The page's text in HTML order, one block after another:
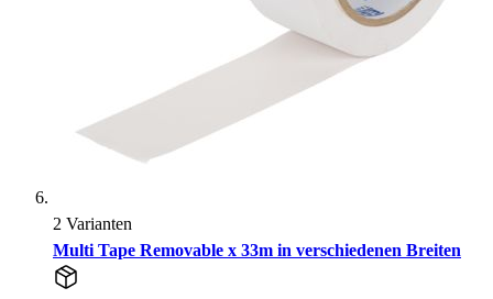
2 Varianten
Multi Tape Removable x 33m in verschiedenen Breiten